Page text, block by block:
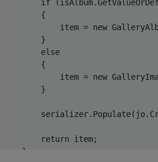
if
        {
            item =
new
        }
else
        {
            item =
new
        }
return item;
    }